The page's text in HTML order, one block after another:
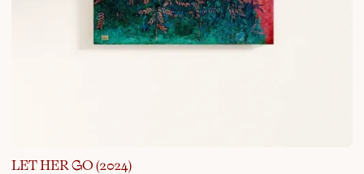
LET HER GO (2024)